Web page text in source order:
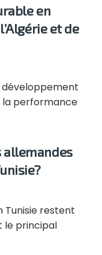
en
et de
développement
la performance
allemandes
Tunisie restent
le principal